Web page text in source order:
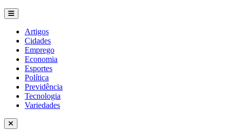
Artigos
Cidades
Emprego
Economia
Esportes
Política
Previdência
Tecnologia
Variedades